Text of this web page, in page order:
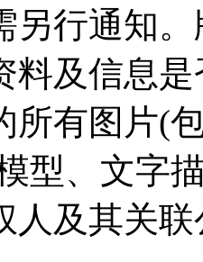
另行通知
料及信息
所有图片(
型、文字
人及其关